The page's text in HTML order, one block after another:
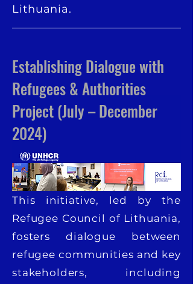
Lithuania.
Establishing Dialogue with
Refugees & Authorities
Project (July – December
2024)
This initiative, led by the
Refugee Council of Lithuania,
fosters dialogue between
refugee communities and key
stakeholders, including